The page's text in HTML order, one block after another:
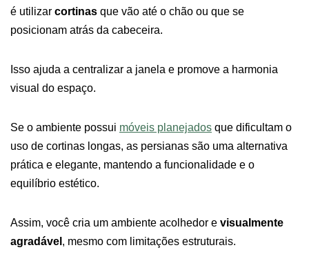
é utilizar cortinas que vão até o chão ou que se
posicionam atrás da cabeceira.
Isso ajuda a centralizar a janela e promove a harmonia
visual do espaço.
Se o ambiente possui móveis planejados que dificultam o
uso de cortinas longas, as persianas são uma alternativa
prática e elegante, mantendo a funcionalidade e o
equilíbrio estético.
Assim, você cria um ambiente acolhedor e visualmente
agradável , mesmo com limitações estruturais.